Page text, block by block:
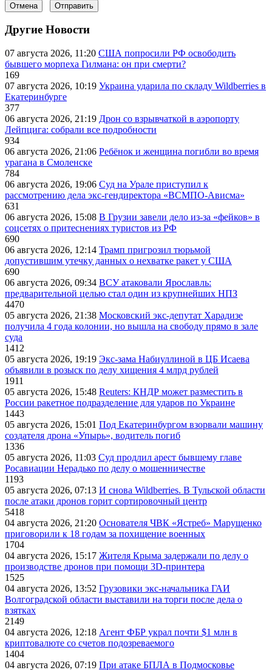
Отмена Отправить
Другие Новости
07 августа 2026, 11:20 США попросили РФ освободить
бывшего морпеха Гилмана: он при смерти?
169
07 августа 2026, 10:19 Украина ударила по складу Wildberries в
Екатеринбурге
377
06 августа 2026, 21:19 Дрон со взрывчаткой в аэропорту
Лейпцига: собрали все подробности
934
06 августа 2026, 21:06 Ребёнок и женщина погибли во время
урагана в Смоленске
784
06 августа 2026, 19:06 Суд на Урале приступил к
рассмотрению дела экс-гендиректора «ВСМПО-Ависма»
631
06 августа 2026, 15:08 В Грузии завели дело из-за «фейков» в
соцсетях о притеснениях туристов из РФ
690
06 августа 2026, 12:14 Трамп пригрозил тюрьмой
допустившим утечку данных о нехватке ракет у США
690
06 августа 2026, 09:34 ВСУ атаковали Ярославль:
предварительной целью стал один из крупнейших НПЗ
4470
05 августа 2026, 21:38 Московский экс-депутат Харадизе
получила 4 года колонии, но вышла на свободу прямо в зале
суда
1412
05 августа 2026, 19:19 Экс-зама Набиуллиной в ЦБ Исаева
объявили в розыск по делу хищения 4 млрд рублей
1911
05 августа 2026, 15:48 Reuters: КНДР может разместить в
России ракетное подразделение для ударов по Украине
1443
05 августа 2026, 15:01 Под Екатеринбургом взорвали машину
создателя дрона «Упырь», водитель погиб
1336
05 августа 2026, 11:03 Суд продлил арест бывшему главе
Росавиации Нерадько по делу о мошенничестве
1193
05 августа 2026, 07:13 И снова Wildberries. В Тульской области
после атаки дронов горит сортировочный центр
5418
04 августа 2026, 21:20 Основателя ЧВК «Ястреб» Марущенко
приговорили к 18 годам за похищение военных
1704
04 августа 2026, 15:17 Жителя Крыма задержали по делу о
производстве дронов при помощи 3D‑принтера
1525
04 августа 2026, 13:52 Грузовики экс-начальника ГАИ
Волгоградской области выставили на торги после дела о
взятках
2149
04 августа 2026, 12:18 Агент ФБР украл почти $1 млн в
криптовалюте со счетов подозреваемого
1404
04 августа 2026, 07:19 При атаке БПЛА в Подмосковье